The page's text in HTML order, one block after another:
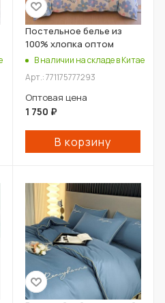
Постельное белье из
100% хлопка оптом
В наличии на складе в Китае
Арт.: 771175777293
Оптовая цена
1 750 ₽
В корзину